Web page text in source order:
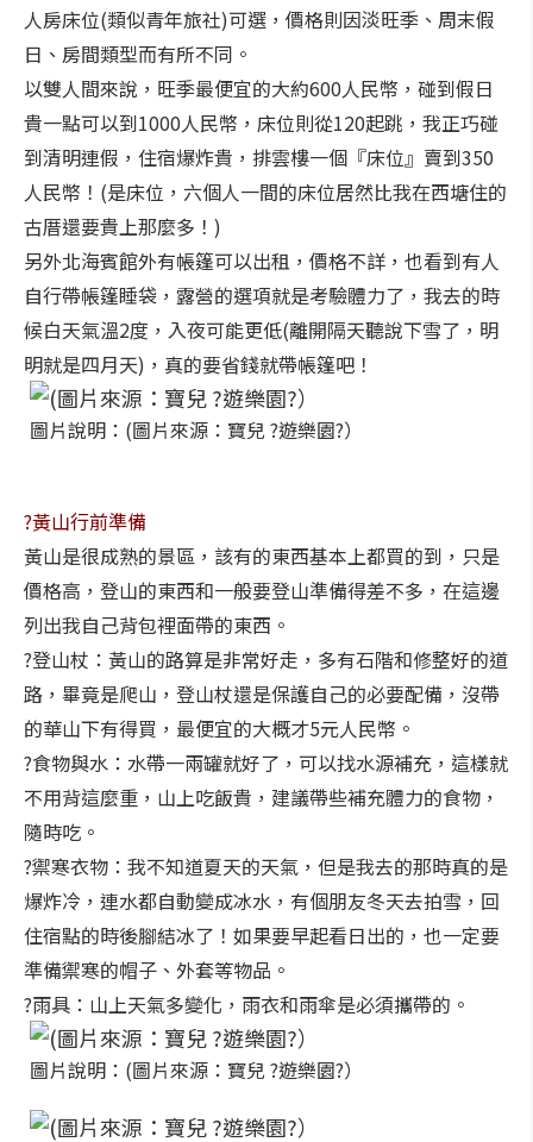
人房床位(類似青年旅社)可選，價格則因淡旺季、周末假
日、房間類型而有所不同。
以雙人間來說，旺季最便宜的大約600人民幣，碰到假日
貴一點可以到1000人民幣，床位則從120起跳，我正巧碰
到清明連假，住宿爆炸貴，排雲樓一個『床位』賣到350
人民幣！(是床位，六個人一間的床位居然比我在西塘住的
古厝還要貴上那麼多！)
另外北海賓館外有帳篷可以出租，價格不詳，也看到有人
自行帶帳篷睡袋，露營的選項就是考驗體力了，我去的時
候白天氣溫2度，入夜可能更低(離開隔天聽說下雪了，明
明就是四月天)，真的要省錢就帶帳篷吧！
圖片說明：(圖片來源：寶兒 ?遊樂園?）
?黃山行前準備
黃山是很成熟的景區，該有的東西基本上都買的到，只是
價格高，登山的東西和一般要登山準備得差不多，在這邊
列出我自己背包裡面帶的東西。
?登山杖：黃山的路算是非常好走，多有石階和修整好的道
路，畢竟是爬山，登山杖還是保護自己的必要配備，沒帶
的華山下有得買，最便宜的大概才5元人民幣。
?食物與水：水帶一兩罐就好了，可以找水源補充，這樣就
不用背這麼重，山上吃飯貴，建議帶些補充體力的食物，
隨時吃。
?禦寒衣物：我不知道夏天的天氣，但是我去的那時真的是
爆炸冷，連水都自動變成冰水，有個朋友冬天去拍雪，回
住宿點的時後腳結冰了！如果要早起看日出的，也一定要
準備禦寒的帽子、外套等物品。
?雨具：山上天氣多變化，雨衣和雨傘是必須攜帶的。
圖片說明：(圖片來源：寶兒 ?遊樂園?）